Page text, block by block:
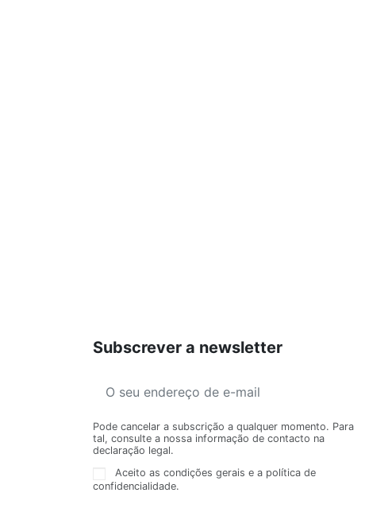
Subscrever a newsletter
Pode cancelar a subscrição a qualquer momento. Para
tal, consulte a nossa informação de contacto na
declaração legal.
Aceito as condições gerais e a política de
confidencialidade.